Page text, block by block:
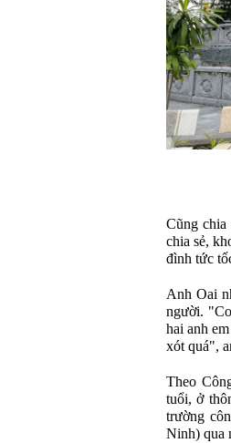
Cũng
chia sẻ,
đình tức
Anh Oai
người.
hai anh
xót quá",
Theo
tuổi, ở
trường
Ninh) qua